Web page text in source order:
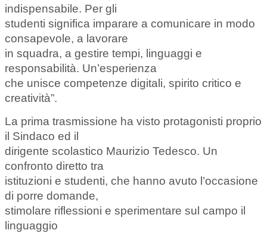
indispensabile. Per gli
studenti significa imparare a comunicare in modo
consapevole, a lavorare
in squadra, a gestire tempi, linguaggi e
responsabilità. Un’esperienza
che unisce competenze digitali, spirito critico e
creatività”.
La prima trasmissione ha visto protagonisti proprio
il Sindaco ed il
dirigente scolastico Maurizio Tedesco. Un
confronto diretto tra
istituzioni e studenti, che hanno avuto l’occasione
di porre domande,
stimolare riflessioni e sperimentare sul campo il
linguaggio